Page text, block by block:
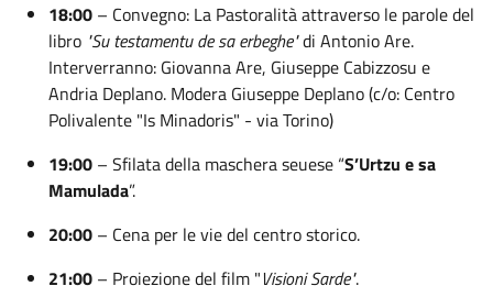
18:00 – Convegno: La Pastoralità attraverso le parole del
libro "Su testamentu de sa erbeghe"di Antonio Are.
Interverranno: Giovanna Are, Giuseppe Cabizzosu e
Andria Deplano. Modera Giuseppe Deplano (c/o: Centro
Polivalente "Is Minadoris" - via Torino)
19:00 – Sfilata della maschera seuese “S’Urtzu e sa
Mamulada”.
20:00 – Cena per le vie del centro storico.
21:00 – Proiezione del film "Visioni Sarde".